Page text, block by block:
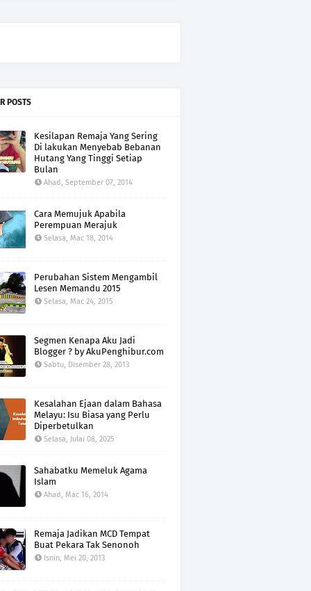
POSTS
Kesilapan Remaja Yang Sering
Di lakukan Menyebab Bebanan
Hutang Yang Tinggi Setiap
Bulan
Ahad, September 07, 2014
Cara Memujuk Apabila
Perempuan Merajuk
Selasa, Mac 18, 2014
Perubahan Sistem Mengambil
Lesen Memandu 2015
Selasa, Mac 24, 2015
Segmen Kenapa Aku Jadi
Blogger ? by AkuPenghibur.com
Sabtu, Disember 28, 2013
Kesalahan Ejaan dalam Bahasa
Melayu: Isu Biasa yang Perlu
Diperbetulkan
Selasa, Julai 08, 2025
Sahabatku Memeluk Agama
Islam
Ahad, Mac 16, 2014
Remaja Jadikan MCD Tempat
Buat Pekara Tak Senonoh
Isnin, Mei 20, 2013